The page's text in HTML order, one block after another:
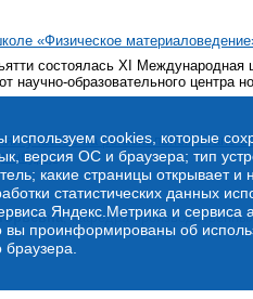
«Физическое
состоялась XI
научно-образовательного центра
на региональном этапе
, кафедра
используем cookies, которые
версия ОС и браузера; тип
какие страницы открывает и
статистических данных
Яндекс.Метрика и сервиса
вы проинформированы об